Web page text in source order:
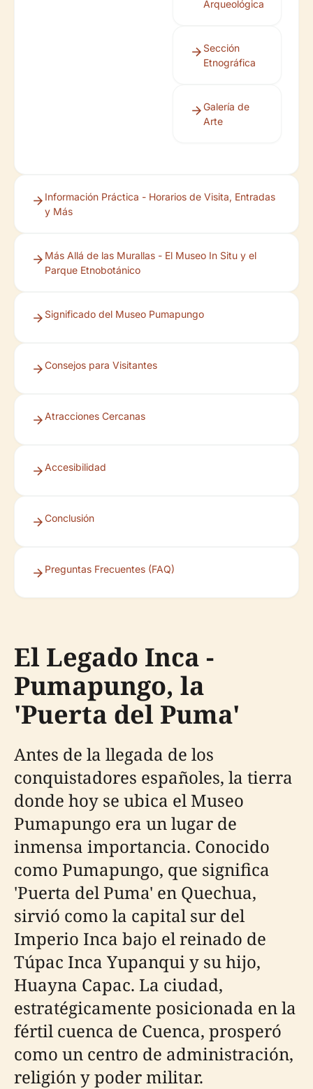
Arqueológica
Sección
Etnográfica
Galería de
Arte
Información Práctica - Horarios de Visita, Entradas
y Más
Más Allá de las Murallas - El Museo In Situ y el
Parque Etnobotánico
Significado del Museo Pumapungo
Consejos para Visitantes
Atracciones Cercanas
Accesibilidad
Conclusión
Preguntas Frecuentes (FAQ)
El Legado Inca -
Pumapungo, la
'Puerta del Puma'
Antes de la llegada de los
conquistadores españoles, la tierra
donde hoy se ubica el Museo
Pumapungo era un lugar de
inmensa importancia. Conocido
como Pumapungo, que significa
'Puerta del Puma' en Quechua,
sirvió como la capital sur del
Imperio Inca bajo el reinado de
Túpac Inca Yupanqui y su hijo,
Huayna Capac. La ciudad,
estratégicamente posicionada en la
fértil cuenca de Cuenca, prosperó
como un centro de administración,
religión y poder militar.